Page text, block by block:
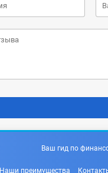
Ваш гид по
Наши преимущества